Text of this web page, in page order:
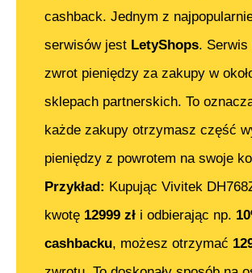
cashback. Jednym z
serwisów jest LetyShops. Serwis
zwrot pieniędzy za zakupy w
sklepach partnerskich. To
każde zakupy otrzymasz część
pieniędzy z powrotem na swoje
Przykład: Kupując Vivitek
kwotę 12999 zł i odbierając np.
cashbacku, możesz otrzymać